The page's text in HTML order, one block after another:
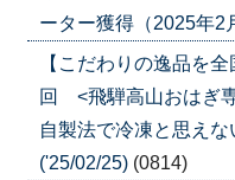
ーター獲得（2025年2
【こだわりの逸品を
回 <飛騨高山おはぎ
自製法で冷凍と思えな
('25/02/25) (0814)